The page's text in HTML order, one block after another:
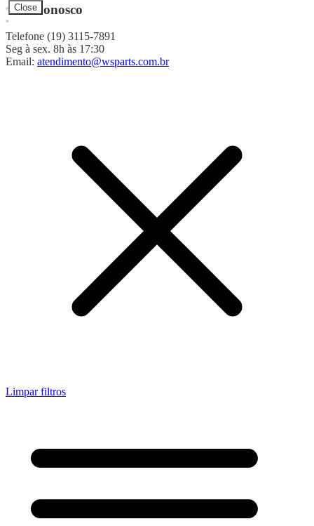
Close
Fale Conosco
Telefone (19) 3115-7891
Seg à sex. 8h às 17:30
Email: atendimento@wsparts.com.br
Limpar filtros